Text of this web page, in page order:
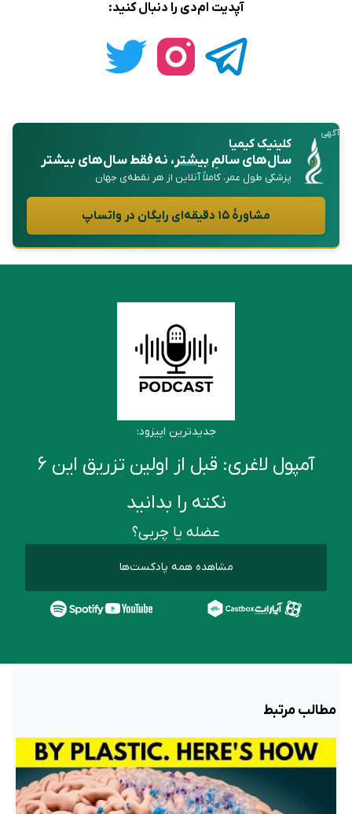
آپدیت ام‌دی را دنبال کنید:
آگهی
کلینیک کیمیا
سال‌های سالمِبیشتر، نه فقط سال‌های بیشتر
پزشکی طول عمر، کاملاً آنلاین از هر نقطه‌ی جهان
مشاورهٔ ۱۵ دقیقه‌ای رایگان در واتساپ
جدیدترین اپیزود:
آمپول لاغری: قبل از اولین تزریق این ۶
نکته را بدانید
عضله یا چربی؟
مشاهده همه پادکست‌ها
مطالب مرتبط